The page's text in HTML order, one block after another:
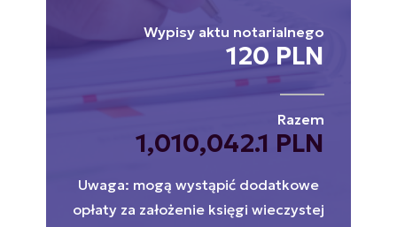
Wypisy aktu notarialnego
120 PLN
Razem
1,010,042.1 PLN
Uwaga: mogą wystąpić dodatkowe
opłaty za założenie księgi wieczystej